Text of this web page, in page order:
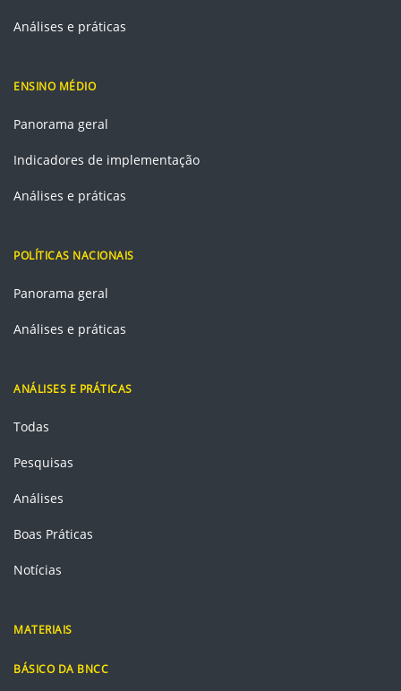
Análises e práticas
ENSINO MÉDIO
Panorama geral
Indicadores de implementação
Análises e práticas
POLÍTICAS NACIONAIS
Panorama geral
Análises e práticas
ANÁLISES E PRÁTICAS
Todas
Pesquisas
Análises
Boas Práticas
Notícias
MATERIAIS
BÁSICO DA BNCC